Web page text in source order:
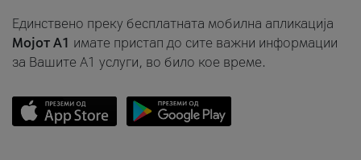
Единствено преку бесплатната мобилна апликација
Мојот A1 имате пристап до сите важни информации
за Вашите A1 услуги, во било кое време.